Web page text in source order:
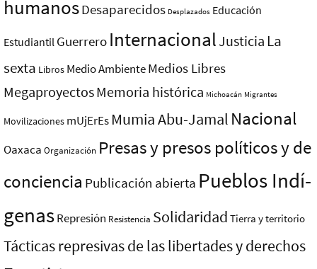
humanosDesaparecidos Desplazados Educación
Estudiantil Guerrero InternacionalJusticia La
sexta Libros Medio AmbienteMedios Libres
MegaproyectosMemoria histórica Michoacán Migrantes
Movilizaciones mUjErEs Mumia Abu-Jamal Nacional
Oaxaca Organización Presas y presos polí­ticos y de
conciencia Publicación abierta Pueblos Indí­
genasRepresión Resistencia Solidaridad Tierra y territorio
Tácticas represivas de las libertades y derechos